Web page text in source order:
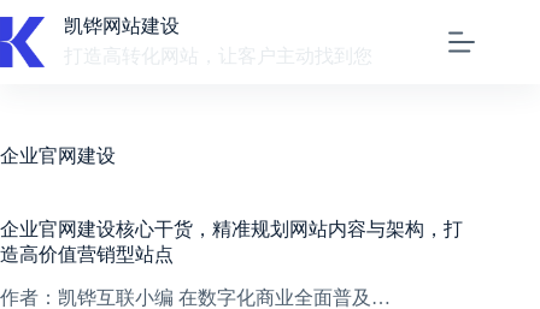
至
凯铧网站建设
打造高转化网站，让客户主动找到您
企业官网建设
企业官网建设核心干货，精准规划网站内容与架构，打
造高价值营销型站点
作者：凯铧互联小编 在数字化商业全面普及…